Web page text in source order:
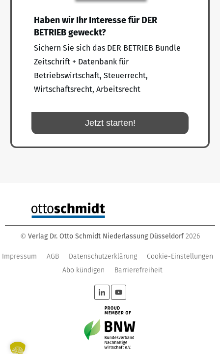
Haben wir Ihr Interesse für DER
BETRIEB geweckt?
Sichern Sie sich das DER BETRIEB Bundle
Zeitschrift + Datenbank für
Betriebswirtschaft, Steuerrecht,
Wirtschaftsrecht, Arbeitsrecht
Jetzt starten!
© Verlag Dr. Otto Schmidt Niederlassung Düsseldorf 2026
Impressum AGB Datenschutzerklärung
Cookie-Einstellungen
Abo kündigen
Barrierefreiheit